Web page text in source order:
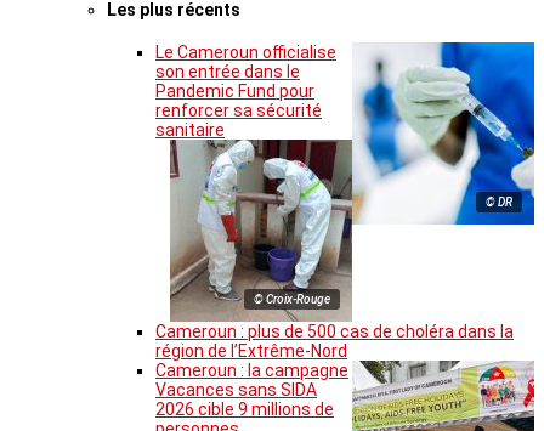
Les plus récents
© DR
Le Cameroun officialise
son entrée dans le
Pandemic Fund pour
renforcer sa sécurité
sanitaire
© Croix-Rouge
Cameroun : plus de 500 cas de choléra dans la
région de l’Extrême-Nord
Cameroun : la campagne
Vacances sans SIDA
2026 cible 9 millions de